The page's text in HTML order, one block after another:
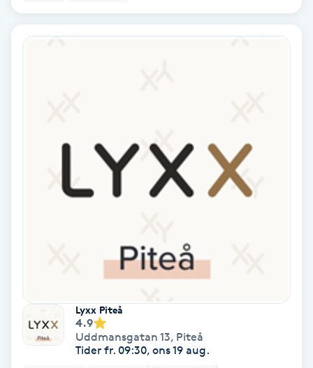
Blowout
Coachning
Color correction
Lyxx Piteå
4.9
Uddmansgatan 13, Piteå
Tider fr. 09:30, ons 19 aug.